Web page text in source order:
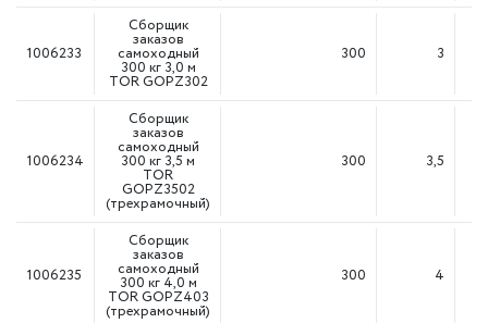
1006233
Сборщик
заказов
самоходный
300 кг 3,0 м
TOR GOPZ302
300 3
1006234
Сборщик
заказов
самоходный
300 кг 3,5 м
TOR
GOPZ3502
(трехрамочный)
300 3,5
1006235
Сборщик
заказов
самоходный
300 кг 4,0 м
TOR GOPZ403
(трехрамочный)
300 4